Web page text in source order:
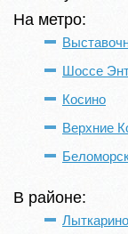
На метро:
Шоссе
Косино
Верхние
В районе:
Лыткарино